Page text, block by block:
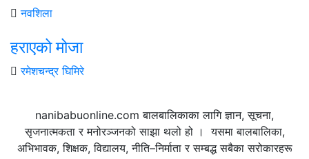
नवशिला
हराएको मोजा
रमेशचन्द्र घिमिरे
nanibabuonline.com बालबालिकाका लागि ज्ञान, सूचना,
सृजनात्मकता र मनोरञ्जनको साझा थलो हो । यसमा बालबालिका,
अभिभावक, शिक्षक, विद्यालय, नीति–निर्माता र सम्बद्ध सबैका सरोकारहरू